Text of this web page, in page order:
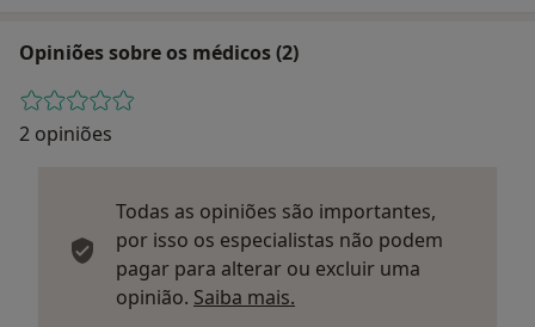
Opiniões sobre os médicos (2)
2 opiniões
Todas as opiniões são importantes,
por isso os especialistas não podem
pagar para alterar ou excluir uma
opinião. Saiba mais.